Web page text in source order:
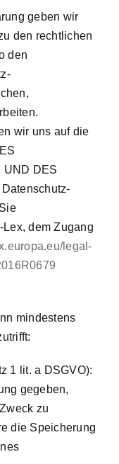
geben wir
den rechtlichen
den
wir uns auf die
UND DES
dem Zugang
legal-
mindestens
1 lit. a DSGVO):
gegeben,
zu
die Speicherung